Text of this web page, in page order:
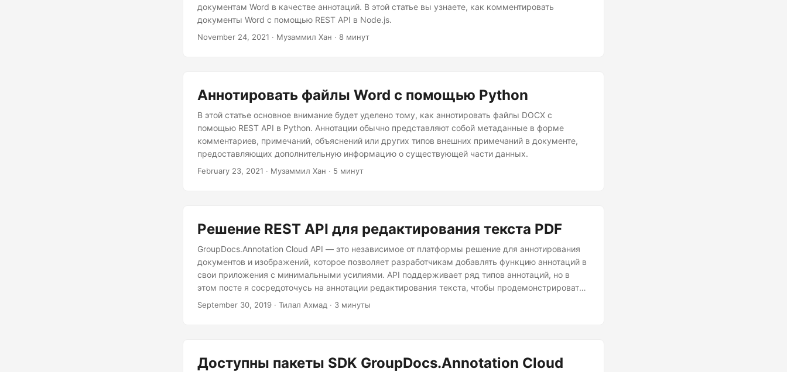
документам Word в качестве аннотаций. В этой статье вы узнаете, как комментировать
документы Word с помощью REST API в Node.js.
November 24, 2021 · Музаммил Хан · 8 минут
Аннотировать файлы Word с помощью Python
В этой статье основное внимание будет уделено тому, как аннотировать файлы DOCX с
помощью REST API в Python. Аннотации обычно представляют собой метаданные в форме
комментариев, примечаний, объяснений или других типов внешних примечаний в документе,
предоставляющих дополнительную информацию о существующей части данных.
February 23, 2021 · Музаммил Хан · 5 минут
Решение REST API для редактирования текста PDF
GroupDocs.Annotation Cloud API — это независимое от платформы решение для аннотирования
документов и изображений, которое позволяет разработчикам добавлять функцию аннотаций в
свои приложения с минимальными усилиями. API поддерживает ряд типов аннотаций, но в
этом посте я сосредоточусь на аннотации редактирования текста, чтобы продемонстрировать,
как редактировать текст PDF. Редактирование текста — это процесс окончательного удаления
September 30, 2019 · Тилал Ахмад · 3 минуты
Доступны пакеты SDK GroupDocs.Annotation Cloud